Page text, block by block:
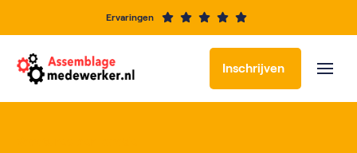
Ervaringen
Inschrijven